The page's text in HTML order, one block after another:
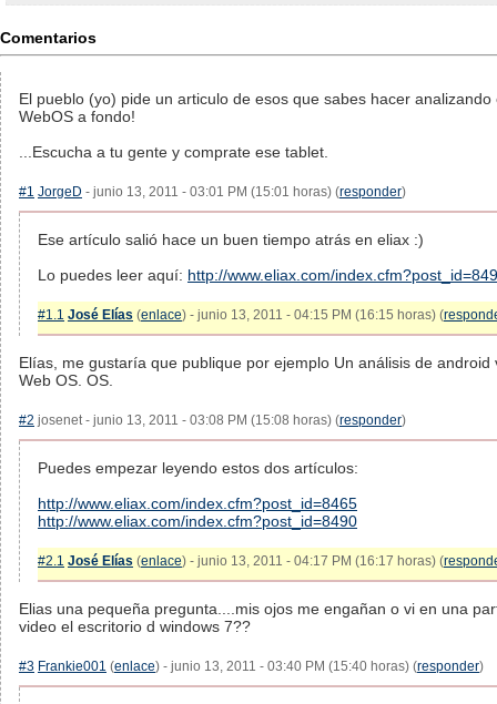
Comentarios
El pueblo (yo) pide un articulo de esos que sabes hacer analizando
WebOS a fondo!
...Escucha a tu gente y comprate ese tablet.
#1 JorgeD - junio 13, 2011 - 03:01 PM (15:01 horas) (responder)
Ese artículo salió hace un buen tiempo atrás en eliax :)
Lo puedes leer aquí: http://www.eliax.com/
#1.1 José Elías (enlace) - junio 13, 2011 - 04:15 PM (16:15 horas) (
Elías, me gustaría que publique por ejemplo Un análisis de android
Web OS. OS.
#2 josenet - junio 13, 2011 - 03:08 PM (15:08 horas) (responder)
Puedes empezar leyendo estos dos artículos:
http://www.eliax.com/index.cfm?post_id=8465
http://www.eliax.com/index.cfm?post_id=8490
#2.1 José Elías (enlace) - junio 13, 2011 - 04:17 PM (16:17 horas) (
Elias una pequeña pregunta....mis ojos me engañan o vi en una
video el escritorio d windows 7??
#3 Frankie001 (enlace) - junio 13, 2011 - 03:40 PM (15:40 horas) (responder)